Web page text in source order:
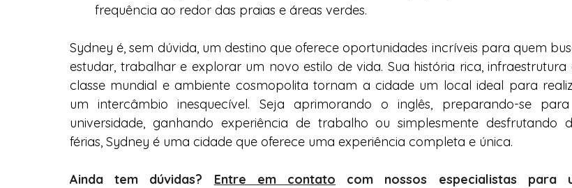
frequência ao redor das praias e áreas verdes.
Sydney é, sem dúvida, um destino que oferece oportunidades incríveis para quem
estudar, trabalhar e explorar um novo estilo de vida. Sua história rica, infraestrutura
classe mundial e ambiente cosmopolita tornam a cidade um local ideal para
um intercâmbio inesquecível. Seja aprimorando o inglês, preparando-se
universidade, ganhando experiência de trabalho ou simplesmente desfrutando
férias, Sydney é uma cidade que oferece uma experiência completa e única.
Ainda tem dúvidas? Entre em contato com nossos especialistas para